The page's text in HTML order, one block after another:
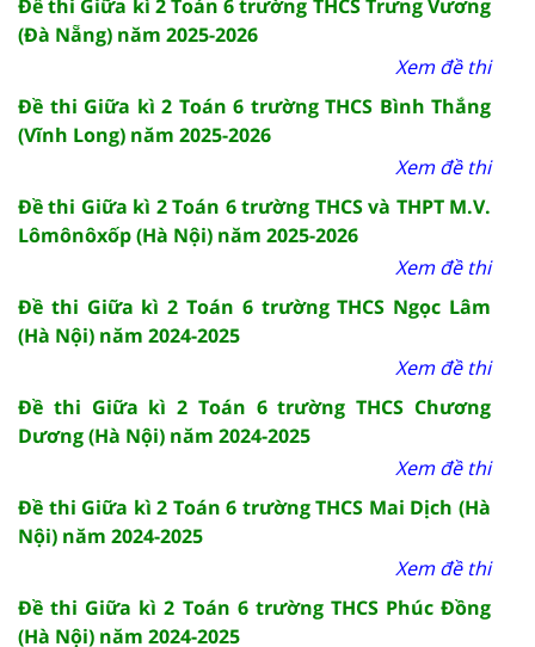
Đề thi Giữa kì 2 Toán 6 trường THCS Trưng Vương
(Đà Nẵng) năm 2025-2026
Xem đề thi
Đề thi Giữa kì 2 Toán 6 trường THCS Bình Thắng
(Vĩnh Long) năm 2025-2026
Xem đề thi
Đề thi Giữa kì 2 Toán 6 trường THCS và THPT M.V.
Lômônôxốp (Hà Nội) năm 2025-2026
Xem đề thi
Đề thi Giữa kì 2 Toán 6 trường THCS Ngọc Lâm
(Hà Nội) năm 2024-2025
Xem đề thi
Đề thi Giữa kì 2 Toán 6 trường THCS Chương
Dương (Hà Nội) năm 2024-2025
Xem đề thi
Đề thi Giữa kì 2 Toán 6 trường THCS Mai Dịch (Hà
Nội) năm 2024-2025
Xem đề thi
Đề thi Giữa kì 2 Toán 6 trường THCS Phúc Đồng
(Hà Nội) năm 2024-2025